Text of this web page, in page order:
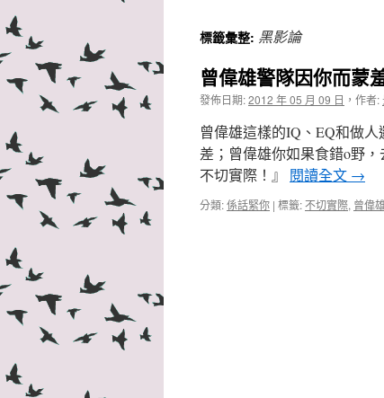
標籤彙整: 黑影論
曾偉雄警隊因你而蒙
發佈日期:2012 年 05 月 09 日 ， 作者:
曾偉雄這樣的IQ、EQ和做
差；曾偉雄你如果食錯o野
不切實際！』 閱讀全文 →
分類:係話緊你 | 標籤:不切實際, 曾偉